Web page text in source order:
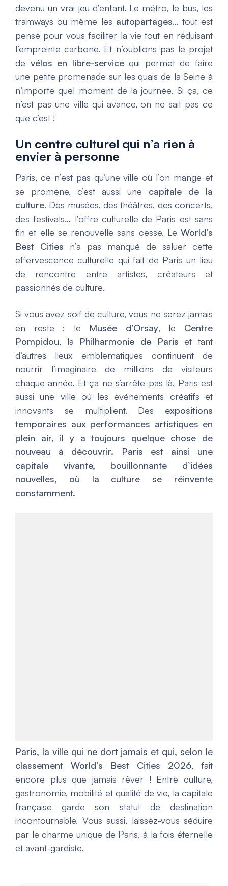
devenu un vrai jeu d’enfant. Le métro, le bus, les
tramways ou même les autopartages… tout est
pensé pour vous faciliter la vie tout en réduisant
l’empreinte carbone. Et n’oublions pas le projet
de vélos en libre-servicequi permet de faire
une petite promenade sur les quais de la Seine à
n’importe quel moment de la journée. Si ça, ce
n’est pas une ville qui avance, on ne sait pas ce
que c’est !
Un centre culturel qui n’a rien à
envier à personne
Paris, ce n’est pas qu’une ville où l’on mange et
se promène, c’est aussi une capitale de la
culture. Des musées, des théâtres, des concerts,
des festivals… l’offre culturelle de Paris est sans
fin et elle se renouvelle sans cesse. Le World’s
Best Cities n’a pas manqué de saluer cette
effervescence culturelle qui fait de Paris un lieu
de rencontre entre artistes, créateurs et
passionnés de culture.
Si vous avez soif de culture, vous ne serez jamais
en reste : le Musée d’Orsay, le Centre
Pompidou, la Philharmonie de Paris et tant
d’autres lieux emblématiques continuent de
nourrir l’imaginaire de millions de visiteurs
chaque année. Et ça ne s’arrête pas là. Paris est
aussi une ville où les événements créatifs et
innovants se multiplient. Des expositions
temporaires aux performances artistiques en
plein air, il y a toujours quelque chose de
nouveau à découvrir. Paris est ainsi une
capitale vivante, bouillonnante d’idées
nouvelles, où la culture se réinvente
constamment.
Paris, la ville qui ne dort jamais et qui, selon le
classement World’s Best Cities 2026, fait
encore plus que jamais rêver ! Entre culture,
gastronomie, mobilité et qualité de vie, la capitale
française garde son statut de destination
incontournable. Vous aussi, laissez-vous séduire
par le charme unique de Paris, à la fois éternelle
et avant-gardiste.